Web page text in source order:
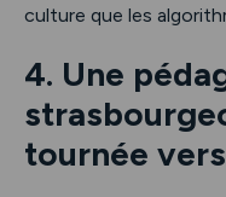
culture que les
4. Une
tournée